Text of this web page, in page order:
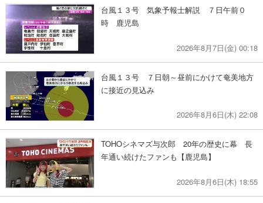
台風１３号 気象予報士解説 ７日午前０
時 鹿児島
2026年8月7日(金) 00:18
台風１３号 ７日朝～昼前にかけて奄美地方
に接近の見込み
2026年8月6日(木) 22:08
TOHOシネマズ与次郎 20年の歴史に幕 長
年通い続けたファンも【鹿児島】
2026年8月6日(木) 18:55